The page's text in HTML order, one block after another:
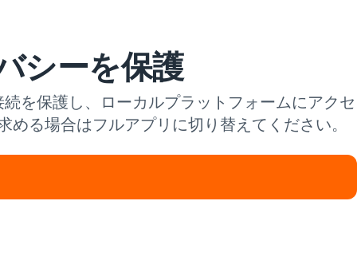
シーを保護
を保護し、ローカルプラットフォームにアクセ
る場合はフルアプリに切り替えてください。